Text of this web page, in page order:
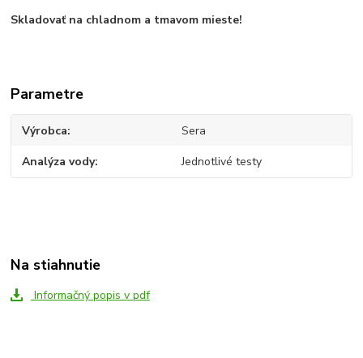
Skladovať na chladnom a tmavom mieste!
Parametre
Výrobca Sera
Analýza vody Jednotlivé testy
Na stiahnutie
Informačný popis v pdf